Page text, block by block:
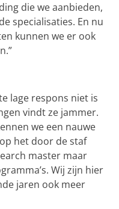
die we aanbieden,
specialisaties. En nu
kunnen we er ook
lage respons niet is
vindt ze jammer.
we een nauwe
het door de staf
master maar
Wij zijn hier
jaren ook meer